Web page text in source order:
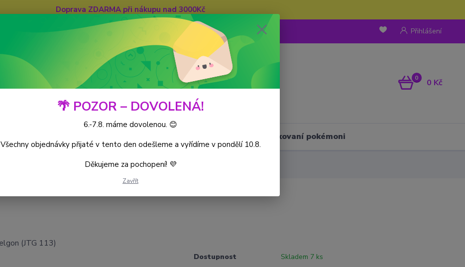
Doprava ZDARMA při nákupu nad 3000Kč
Přihlášení
Hledat 0 0 Kč
Háčkovaní pokémoni
Dostupnost Skladem 7 ks
🌴 POZOR – DOVOLENÁ!
6.-7.8. máme dovolenou. 😊
Všechny objednávky přijaté v tento den odešleme a vyřídíme v pondělí 10.8.
Děkujeme za pochopení! 💜
Zavřít